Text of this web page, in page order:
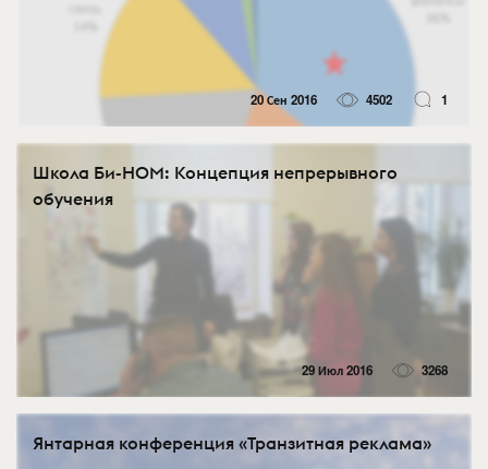
20 Сен 2016 4502 1
Школа Би-НОМ: Концепция непрерывного
обучения
29 Июл 2016 3268
Янтарная конференция «Транзитная реклама»